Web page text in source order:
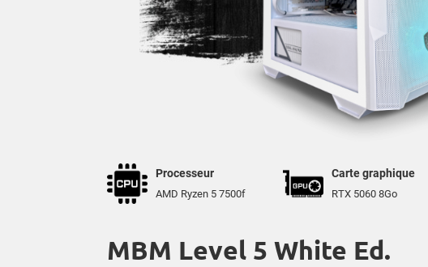
Processeur
AMD Ryzen 5 7500f
Carte graphique
RTX 5060 8Go
MBM Level 5 White Ed.